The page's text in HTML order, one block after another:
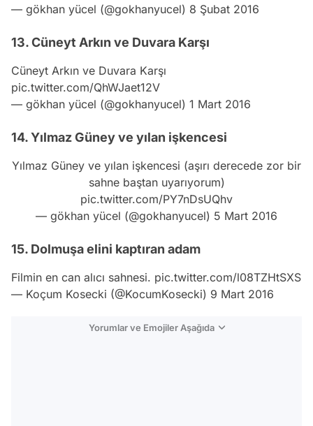
— gökhan yücel (@gokhanyucel) 8 Şubat 2016
13. Cüneyt Arkın ve Duvara Karşı
Cüneyt Arkın ve Duvara Karşı
pic.twitter.com/QhWJaet12V
— gökhan yücel (@gokhanyucel) 1 Mart 2016
14. Yılmaz Güney ve yılan işkencesi
Yılmaz Güney ve yılan işkencesi (aşırı derecede zor bir
sahne baştan uyarıyorum)
pic.twitter.com/PY7nDsUQhv
— gökhan yücel (@gokhanyucel) 5 Mart 2016
15. Dolmuşa elini kaptıran adam
Filmin en can alıcı sahnesi. pic.twitter.com/l08TZHtSXS
— Koçum Kosecki (@KocumKosecki) 9 Mart 2016
Yorumlar ve Emojiler Aşağıda